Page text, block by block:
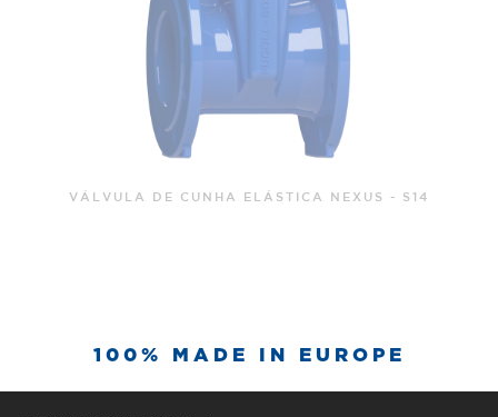
VÁLVULA DE CUNHA ELÁSTICA NEXUS - S15
100% MADE IN EUROPE